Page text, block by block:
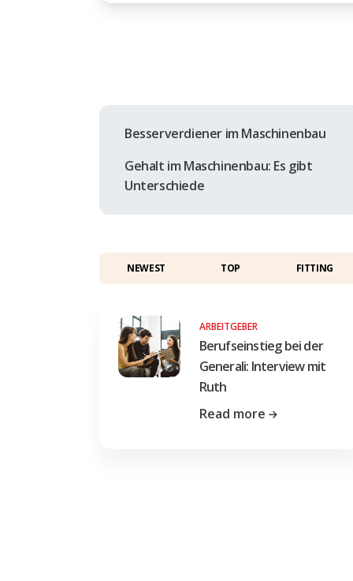
Besserverdiener im Maschinenbau
Gehalt im Maschinenbau: Es gibt
Unterschiede
NEWEST TOP FITTING
ARBEITGEBER
Berufseinstieg bei der
Generali: Interview mit
Ruth
Read more